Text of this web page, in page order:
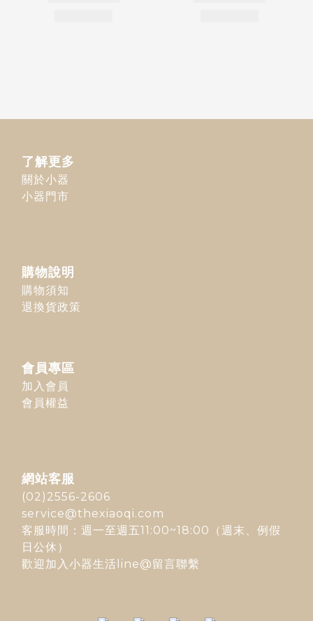
了解更多
關於小器
小器門市
購物說明
購物須知
退換貨政策
會員專區
加入會員
會員權益
網站客服
(02)2556-2606
service@thexiaoqi.com
客服時間：週一至週五11:00~18:00（週末、例假
日公休）
歡迎加入 小器生活line@留言聯繫